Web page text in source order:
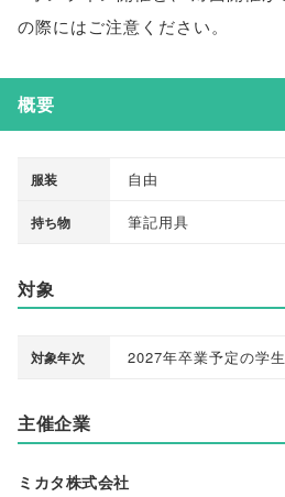
の際にはご注意ください。
概要
服装 自由
持ち物 筆記用具
対象
対象年次 2027年卒業予定の学生
主催企業
ミカタ株式会社